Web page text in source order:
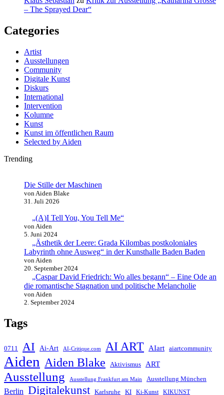
– The Sprayed Dear“
Categories
Artist
Ausstellungen
Community
Digitale Kunst
Diskurs
International
Intervention
Kolumne
Kunst
Kunst im öffentlichen Raum
Selected by Aiden
Trending
Die Stille der Maschinen
von Aiden Blake
31. Juli 2026
„(A)I Tell You, You Tell Me“
von Aiden
5. Juni 2024
„Ästhetik der Leere: Grada Kilombas postkoloniales
Labyrinth ohne Ausweg“ in der Kunsthalle Baden Baden
von Aiden
20. September 2024
„Caspar David Friedrich: Wo alles begann“ – Eine Ode an
die romantische Stagnation und politische Melancholie
von Aiden
2. September 2024
Tags
0711 AI Ai-Art AI-Critique.com AI ART AIart aiartcommunity
Aiden Aiden Blake Aktivismus ART
Ausstellung Ausstellung Frankfurt am Main Ausstellung München
Berlin Digitalekunst Karlsruhe KI Ki-Kunst KIKUNST